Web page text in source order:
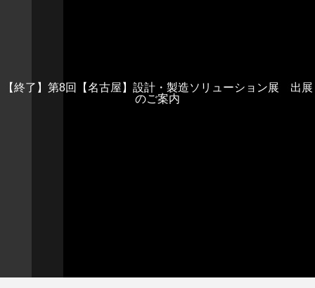
【終了】第8回【名古屋】設計・製造ソリューション展 出展
のご案内